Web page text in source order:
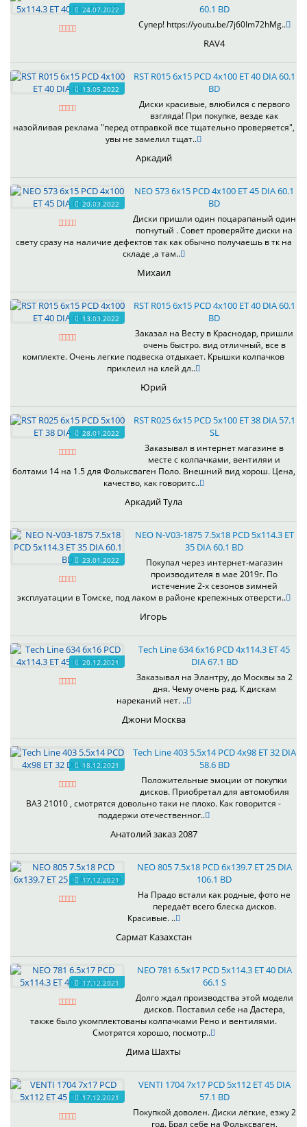
24.07.2022
60.1 BD
Супер! https://youtu.be/7j60Im72hMg..
RAV4
13.05.2022
RST R015 6x15 PCD 4x100 ET 40 DIA 60.1
BD
Диски красивые, влюбился с первого
взгляда! При покупке, везде как
назойливая реклама "перед отправкой все тщательно проверяется",
увы не замелил тщат..
Аркадий
20.03.2022
NEO 573 6x15 PCD 4x100 ET 45 DIA 60.1
BD
Диски пришли один поцарапаный один
погнутый . Совет проверяйте диски на
свету сразу на наличие дефектов так как обычно получаешь в тк на
складе ,а там..
Михаил
13.03.2022
RST R015 6x15 PCD 4x100 ET 40 DIA 60.1
BD
Заказал на Весту в Краснодар, пришли
очень быстро. вид отличный, все в
комплекте. Очень легкие подвеска отдыхает. Крышки колпачков
приклеил на клей дл..
Юрий
28.01.2022
RST R025 6x15 PCD 5x100 ET 38 DIA 57.1
SL
Заказывал в интернет магазине в
месте с колпачками, вентиляи и
болтами 14 на 1.5 для Фольксваген Поло. Внешний вид хорош. Цена,
качество, как говоритс..
Аркадий Тула
23.01.2022
NEO N-V03-1875 7.5x18 PCD 5x114.3 ET
35 DIA 60.1 BD
Покупал через интернет-магазин
производителя в мае 2019г. По
истечение 2-х сезонов зимней
эксплуатации в Томске, под лаком в районе крепежных отверсти..
Игорь
20.12.2021
Tech Line 634 6x16 PCD 4x114.3 ET 45
DIA 67.1 BD
Заказывал на Элантру, до Москвы за 2
дня. Чему очень рад. К дискам
нареканий нет. ..
Джони Москва
18.12.2021
Tech Line 403 5.5x14 PCD 4x98 ET 32 DIA
58.6 BD
Положительные эмоции от покупки
дисков. Приобретал для автомобиля
ВАЗ 21010 , смотрятся довольно таки не плохо. Как говорится -
поддержи отечественног..
Анатолий заказ 2087
17.12.2021
NEO 805 7.5x18 PCD 6x139.7 ET 25 DIA
106.1 BD
На Прадо встали как родные, фото не
передаёт всего блеска дисков.
Красивые. ..
Сармат Казахстан
17.12.2021
NEO 781 6.5x17 PCD 5x114.3 ET 40 DIA
66.1 S
Долго ждал производства этой модели
дисков. Поставил себе на Дастера,
также было укомплектованы колпачками Рено и вентилями.
Смотрятся хорошо, посмотр..
Дима Шахты
17.12.2021
VENTI 1704 7x17 PCD 5x112 ET 45 DIA
57.1 BD
Покупкой доволен. Диски лёгкие, езжу 2
год. Брал себе на Фольксваген,